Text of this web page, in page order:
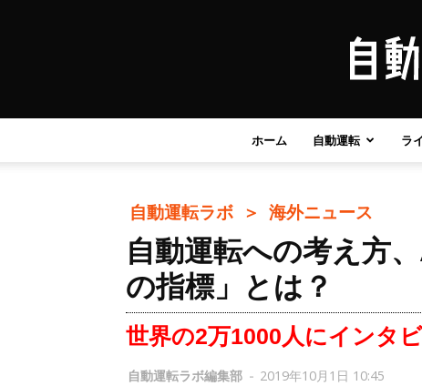
ホーム 自動運転 ラ
自動運転ラボ ＞ 海外ニュース
自動運転への考え方
の指標」とは？
世界の2万1000人にインタ
自動運転ラボ編集部 - 2019年10月1日 10:45